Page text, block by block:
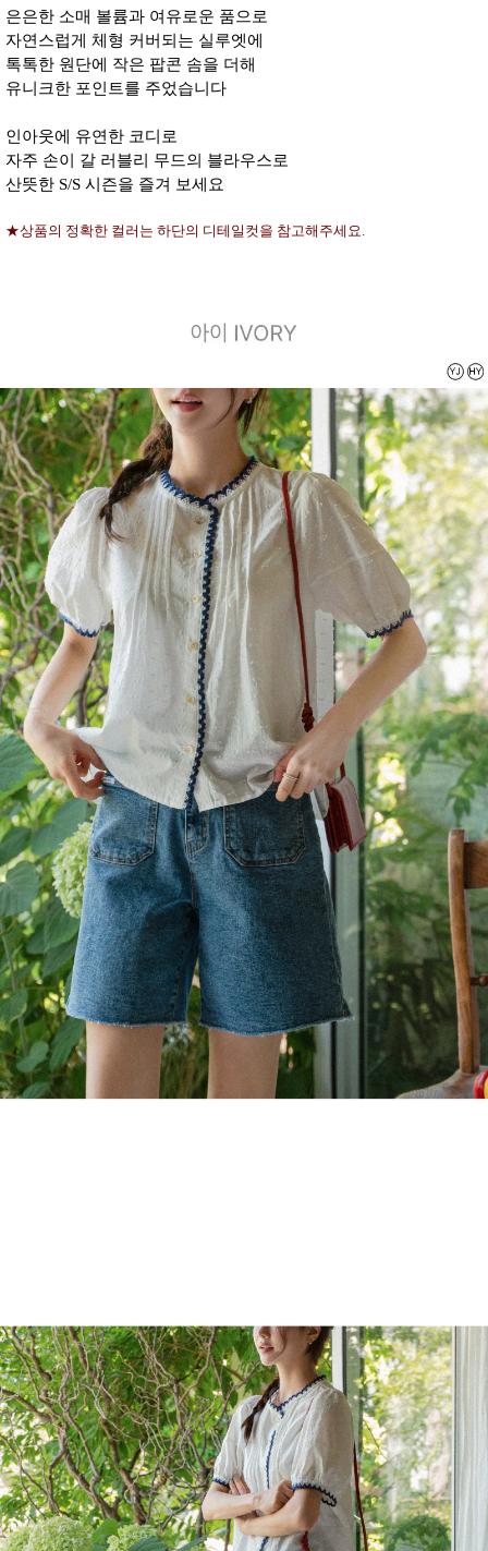
은은한 소매 볼륨과 여유로운 품으로
자연스럽게 체형 커버되는 실루엣에
톡톡한 원단에 작은 팝콘 솜을 더해
유니크한 포인트를 주었습니다
인아웃에 유연한 코디로
자주 손이 갈 러블리 무드의 블라우스로
산뜻한 S/S 시즌을 즐겨 보세요
★상품의 정확한 컬러는 하단의 디테일컷을 참고해주세요.